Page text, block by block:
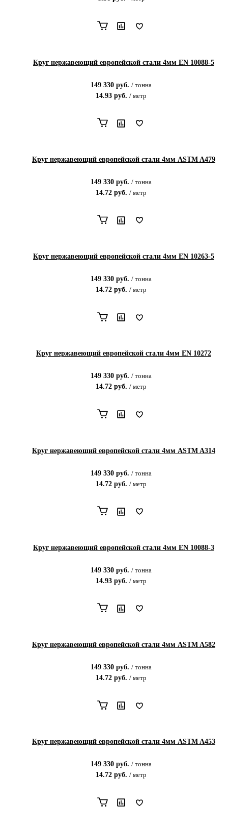
Круг нержавеющий европейской стали 4мм EN 10088-5
149 330 руб. / тонна
14.93 руб. / метр
Круг нержавеющий европейской стали 4мм ASTM A479
149 330 руб. / тонна
14.72 руб. / метр
Круг нержавеющий европейской стали 4мм EN 10263-5
149 330 руб. / тонна
14.72 руб. / метр
Круг нержавеющий европейской стали 4мм EN 10272
149 330 руб. / тонна
14.72 руб. / метр
Круг нержавеющий европейской стали 4мм ASTM A314
149 330 руб. / тонна
14.72 руб. / метр
Круг нержавеющий европейской стали 4мм EN 10088-3
149 330 руб. / тонна
14.93 руб. / метр
Круг нержавеющий европейской стали 4мм ASTM A582
149 330 руб. / тонна
14.72 руб. / метр
Круг нержавеющий европейской стали 4мм ASTM A453
149 330 руб. / тонна
14.72 руб. / метр